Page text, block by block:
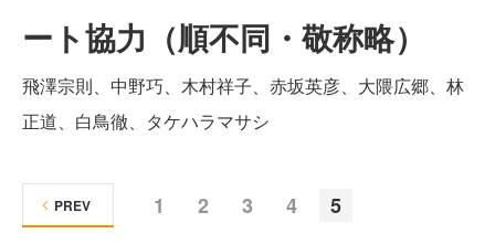
ート協力（順不同・敬称略）
飛澤宗則、中野巧、木村祥子、赤坂英彦、大隈広郷、林
正道、白鳥徹、タケハラマサシ
1 2 3 4 5
PREV